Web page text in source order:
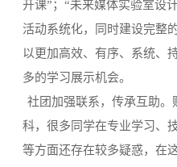
开课”；“未来媒体实验室设
活动系统化，同时建设完整
以更加高效、有序、系统、
多的学习展示机会。
社团加强联系，传承互助
科，很多同学在专业学习、
等方面还存在较多疑惑，在